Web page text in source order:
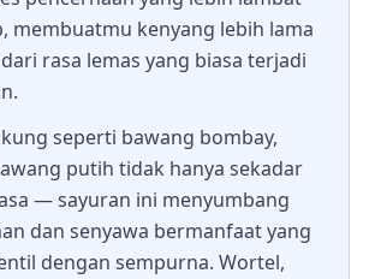
membuatmu kenyang lebih lama
rasa lemas yang biasa terjadi
seperti bawang bombay,
putih tidak hanya sekadar
— sayuran ini menyumbang
dan senyawa bermanfaat yang
dengan sempurna. Wortel,